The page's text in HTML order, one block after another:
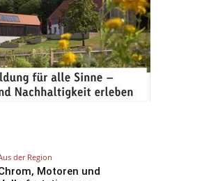
der Region
Motoren und